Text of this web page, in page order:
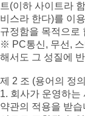
트(이하 사이트라
비스라 한다)를 이
규정함을 목적으로
※ PC통신, 무선,
해서도 그 성질에
제 2 조 (용어의 정
1. 회사가 운영하는
약관의 적용을 받